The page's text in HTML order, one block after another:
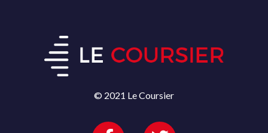
© 2021 Le Coursier